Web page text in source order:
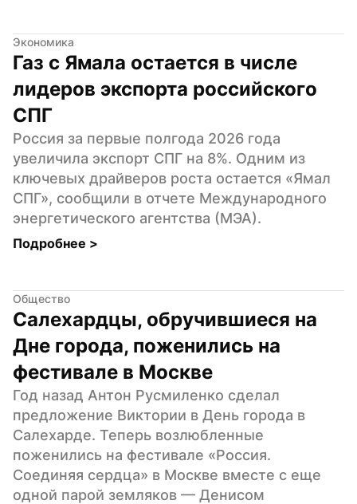
Экономика
Газ с Ямала остается в числе
лидеров экспорта российского
СПГ
Россия за первые полгода 2026 года
увеличила экспорт СПГ на 8%. Одним из
ключевых драйверов роста остается «Ямал
СПГ», сообщили в отчете Международного
энергетического агентства (МЭА).
Подробнее >
Общество
Салехардцы, обручившиеся на
Дне города, поженились на
фестивале в Москве
Год назад Антон Русмиленко сделал
предложение Виктории в День города в
Салехарде. Теперь возлюбленные
поженились на фестивале «Россия.
Соединяя сердца» в Москве вместе с еще
одной парой земляков — Денисом